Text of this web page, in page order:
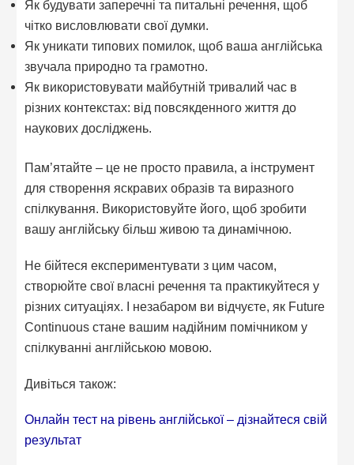
Як будувати заперечні та питальні речення, щоб
чітко висловлювати свої думки.
Як уникати типових помилок, щоб ваша англійська
звучала природно та грамотно.
Як використовувати майбутній тривалий час в
різних контекстах: від повсякденного життя до
наукових досліджень.
Пам’ятайте – це не просто правила, а інструмент
для створення яскравих образів та виразного
спілкування. Використовуйте його, щоб зробити
вашу англійську більш живою та динамічною.
Не бійтеся експериментувати з цим часом,
створюйте свої власні речення та практикуйтеся у
різних ситуаціях. І незабаром ви відчуєте, як Future
Continuous стане вашим надійним помічником у
спілкуванні англійською мовою.
Дивіться також:
Онлайн тест на рівень англійської – дізнайтеся свій
результат